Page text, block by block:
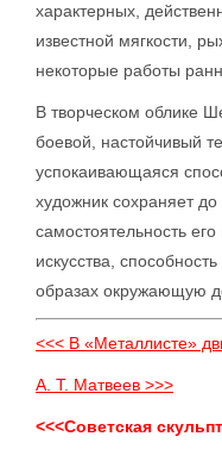
характерных,
известной мягкости,
некоторые работы
В творческом облике
боевой, настойчивый
успокаивающаяся
художник сохраняет до
самостоятельность
искусства,
образах окружающую
<<< В «Металлисте»
А. Т. Матвеев >>>
<<<Советская